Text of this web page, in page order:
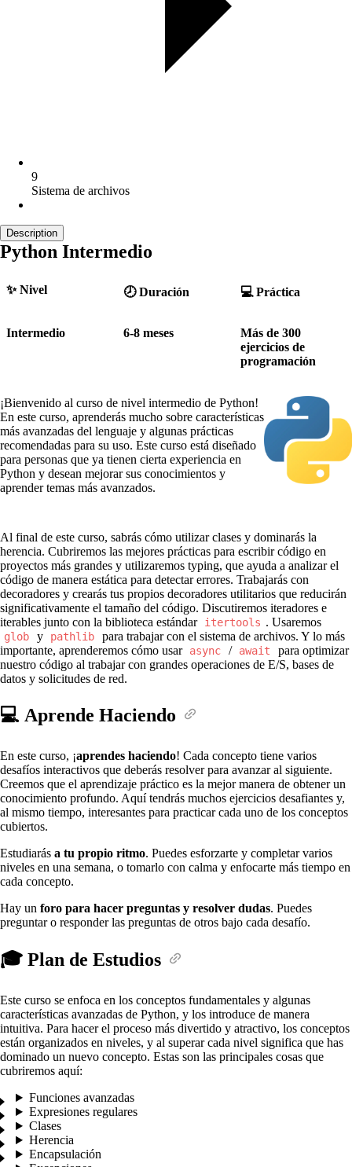
9
Sistema de archivos
Description
Python Intermedio
✨ Nivel 🕗 Duración 💻 Práctica
Intermedio 6-8 meses
Más de 300
ejercicios de
programación
¡Bienvenido al curso de nivel intermedio de Python!
En este curso, aprenderás mucho sobre características
más avanzadas del lenguaje y algunas prácticas
recomendadas para su uso. Este curso está diseñado
para personas que ya tienen cierta experiencia en
Python y desean mejorar sus conocimientos y
aprender temas más avanzados.
Al final de este curso, sabrás cómo utilizar clases y dominarás la
herencia. Cubriremos las mejores prácticas para escribir código en
proyectos más grandes y utilizaremos typing, que ayuda a analizar el
código de manera estática para detectar errores. Trabajarás con
decoradores y crearás tus propios decoradores utilitarios que reducirán
significativamente el tamaño del código. Discutiremos iteradores e
iterables junto con la biblioteca estándar itertools . Usaremos
glob y pathlib
para trabajar con el sistema de archivos. Y lo más
importante, aprenderemos cómo usar async / await
para optimizar
nuestro código al trabajar con grandes operaciones de E/S, bases de
datos y solicitudes de red.
💻 Aprende Haciendo
En este curso, ¡aprendes haciendo! Cada concepto tiene varios
desafíos interactivos que deberás resolver para avanzar al siguiente.
Creemos que el aprendizaje práctico es la mejor manera de obtener un
conocimiento profundo. Aquí tendrás muchos ejercicios desafiantes y,
al mismo tiempo, interesantes para practicar cada uno de los conceptos
cubiertos.
Estudiarás a tu propio ritmo. Puedes esforzarte y completar varios
niveles en una semana, o tomarlo con calma y enfocarte más tiempo en
cada concepto.
Hay un foro para hacer preguntas y resolver dudas. Puedes
preguntar o responder las preguntas de otros bajo cada desafío.
🎓 Plan de Estudios
Este curso se enfoca en los conceptos fundamentales y algunas
características avanzadas de Python, y los introduce de manera
intuitiva. Para hacer el proceso más divertido y atractivo, los conceptos
están organizados en niveles, y al superar cada nivel significa que has
dominado un nuevo concepto. Estas son las principales cosas que
cubriremos aquí:
Funciones avanzadas
Expresiones regulares
Clases
Herencia
Encapsulación